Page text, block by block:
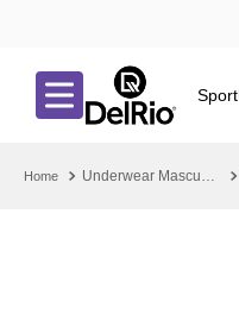
Sport
Underwear Masculino